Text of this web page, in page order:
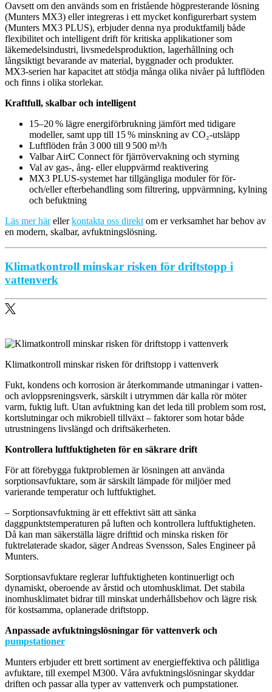
Oavsett om den används som en fristående högpresterande lösning
(Munters MX3) eller integreras i ett mycket konfigurerbart system
(Munters MX3 PLUS), erbjuder denna nya produktfamilj både
flexibilitet och intelligent drift för kritiska applikationer som
läkemedelsindustri, livsmedelsproduktion, lagerhållning och
långsiktigt bevarande av material, byggnader och produkter.
MX3‑serien har kapacitet att stödja många olika nivåer på luftflöden
och finns i olika storlekar.
Kraftfull, skalbar och intelligent
15–20 % lägre energiförbrukning jämfört med tidigare
modeller, samt upp till 15 % minskning av CO₂‑utsläpp
Luftflöden från 3 000 till 9 500 m³/h
Valbar AirC Connect för fjärrövervakning och styrning
Val av gas-, ång- eller eluppvärmd reaktivering
MX3 PLUS‑systemet har tillgängliga moduler för för‑
och/eller efterbehandling som filtrering, uppvärmning, kylning
och befuktning
Läs mer härellerkontakta oss direktom er verksamhet har behov av
en modern, skalbar, avfuktningslösning.
Klimatkontroll minskar risken för driftstopp i
vattenverk
Klimatkontroll minskar risken för driftstopp i vattenverk
Fukt, kondens och korrosion är återkommande utmaningar i vatten-
och avloppsreningsverk, särskilt i utrymmen där kalla rör möter
varm, fuktig luft. Utan avfuktning kan det leda till problem som rost,
kortslutningar och mikrobiell tillväxt – faktorer som hotar både
utrustningens livslängd och driftsäkerheten.
Kontrollera luftfuktigheten för en säkrare drift
För att förebygga fuktproblemen är lösningen att använda
sorptionsavfuktare, som är särskilt lämpade för miljöer med
varierande temperatur och luftfuktighet.
– Sorptionsavfuktning är ett effektivt sätt att sänka
daggpunktstemperaturen på luften och kontrollera luftfuktigheten.
Då kan man säkerställa lägre drifttid och minska risken för
fuktrelaterade skador, säger Andreas Svensson, Sales Engineer på
Munters.
Sorptionsavfuktare reglerar luftfuktigheten kontinuerligt och
dynamiskt, oberoende av årstid och utomhusklimat. Det stabila
inomhusklimatet bidrar till minskat underhållsbehov och lägre risk
för kostsamma, oplanerade driftstopp.
Anpassade avfuktningslösningar för vattenverk och
pumpstationer
Munters erbjuder ett brett sortiment av energieffektiva och pålitliga
avfuktare, till exempel M300. Våra avfuktningslösningar skyddar
driften och passar alla typer av vattenverk och pumpstationer.